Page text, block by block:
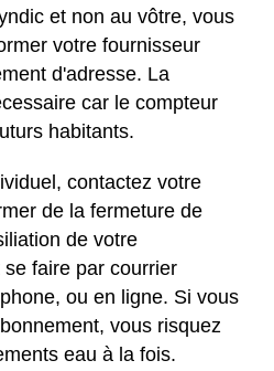
et non au vôtre, vous
votre fournisseur
d'adresse. La
car le compteur
habitants.
contactez votre
de la fermeture de
de votre
faire par courrier
ou en ligne. Si vous
vous risquez
eau à la fois.